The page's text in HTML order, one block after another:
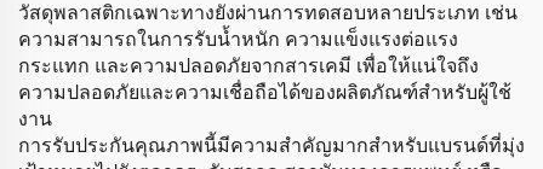
วัสดุพลาสติกเฉพาะทางยังผ่านการทดสอบหลายประเภท เช่น
ความสามารถในการรับน้ำหนัก ความแข็งแรงต่อแรง
กระแทก และความปลอดภัยจากสารเคมี เพื่อให้แน่ใจถึง
ความปลอดภัยและความเชื่อถือได้ของผลิตภัณฑ์สำหรับผู้ใช้
งาน
การรับประกันคุณภาพนี้มีความสำคัญมากสำหรับแบรนด์ที่มุ่ง